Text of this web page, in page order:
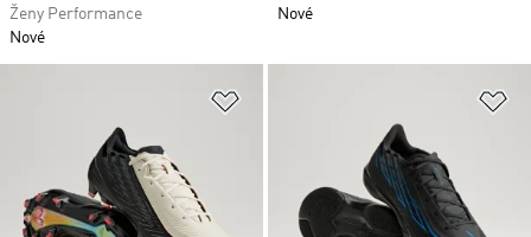
Ženy Performance
Nové
Nové